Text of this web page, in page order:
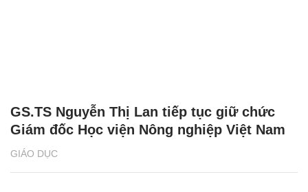
GIÁO DỤC
GS.TS Nguyễn Thị Lan tiếp tục giữ chức
Giám đốc Học viện Nông nghiệp Việt Nam